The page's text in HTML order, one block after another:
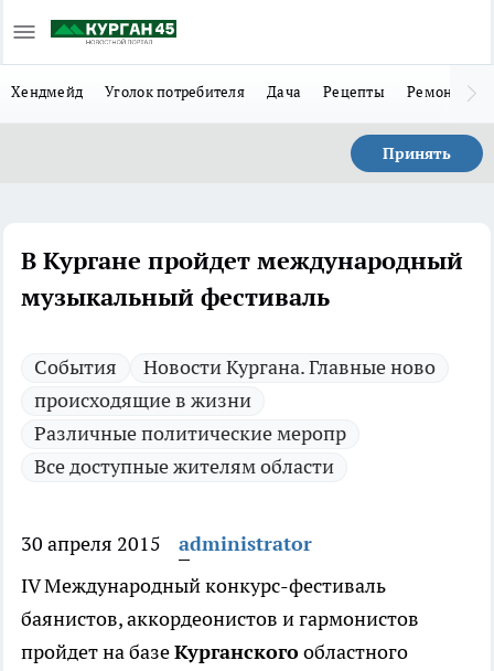
Хендмейд Уголок потребителя Дача Рецепты Ремонт
Принять
В Кургане пройдет международный
музыкальный фестиваль
Cобытия
Новости Кургана. Главные ново
происходящие в жизни
Различные политические меропр
Все доступные жителям области
30 апреля 2015
administrator
IV Международный конкурс-фестиваль
баянистов, аккордеонистов и гармонистов
пройдет на базеКурганскогообластного